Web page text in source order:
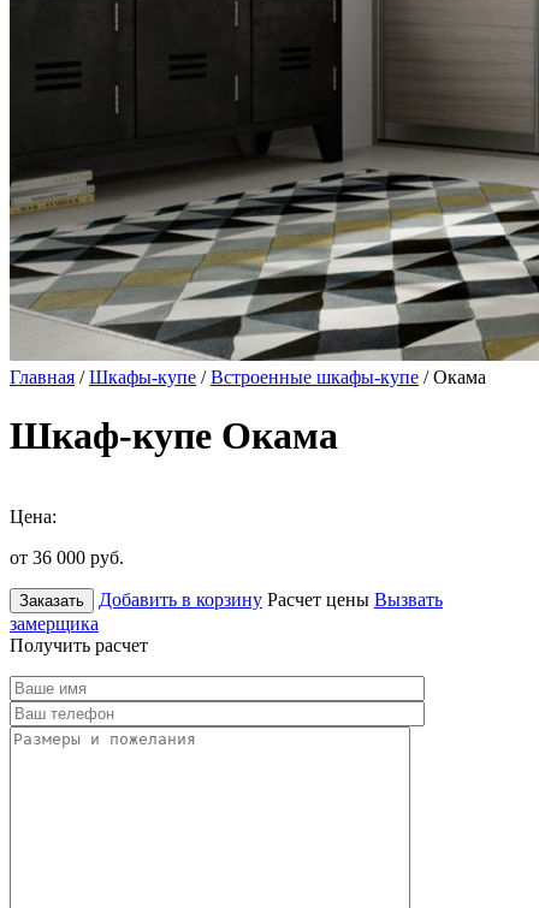
Главная /Шкафы-купе /Встроенные шкафы-купе / Окама
Шкаф-купе Окама
Цена:
от 36 000 руб.
Заказать Добавить в корзину Расчет цены Вызвать
замерщика
Получить расчет